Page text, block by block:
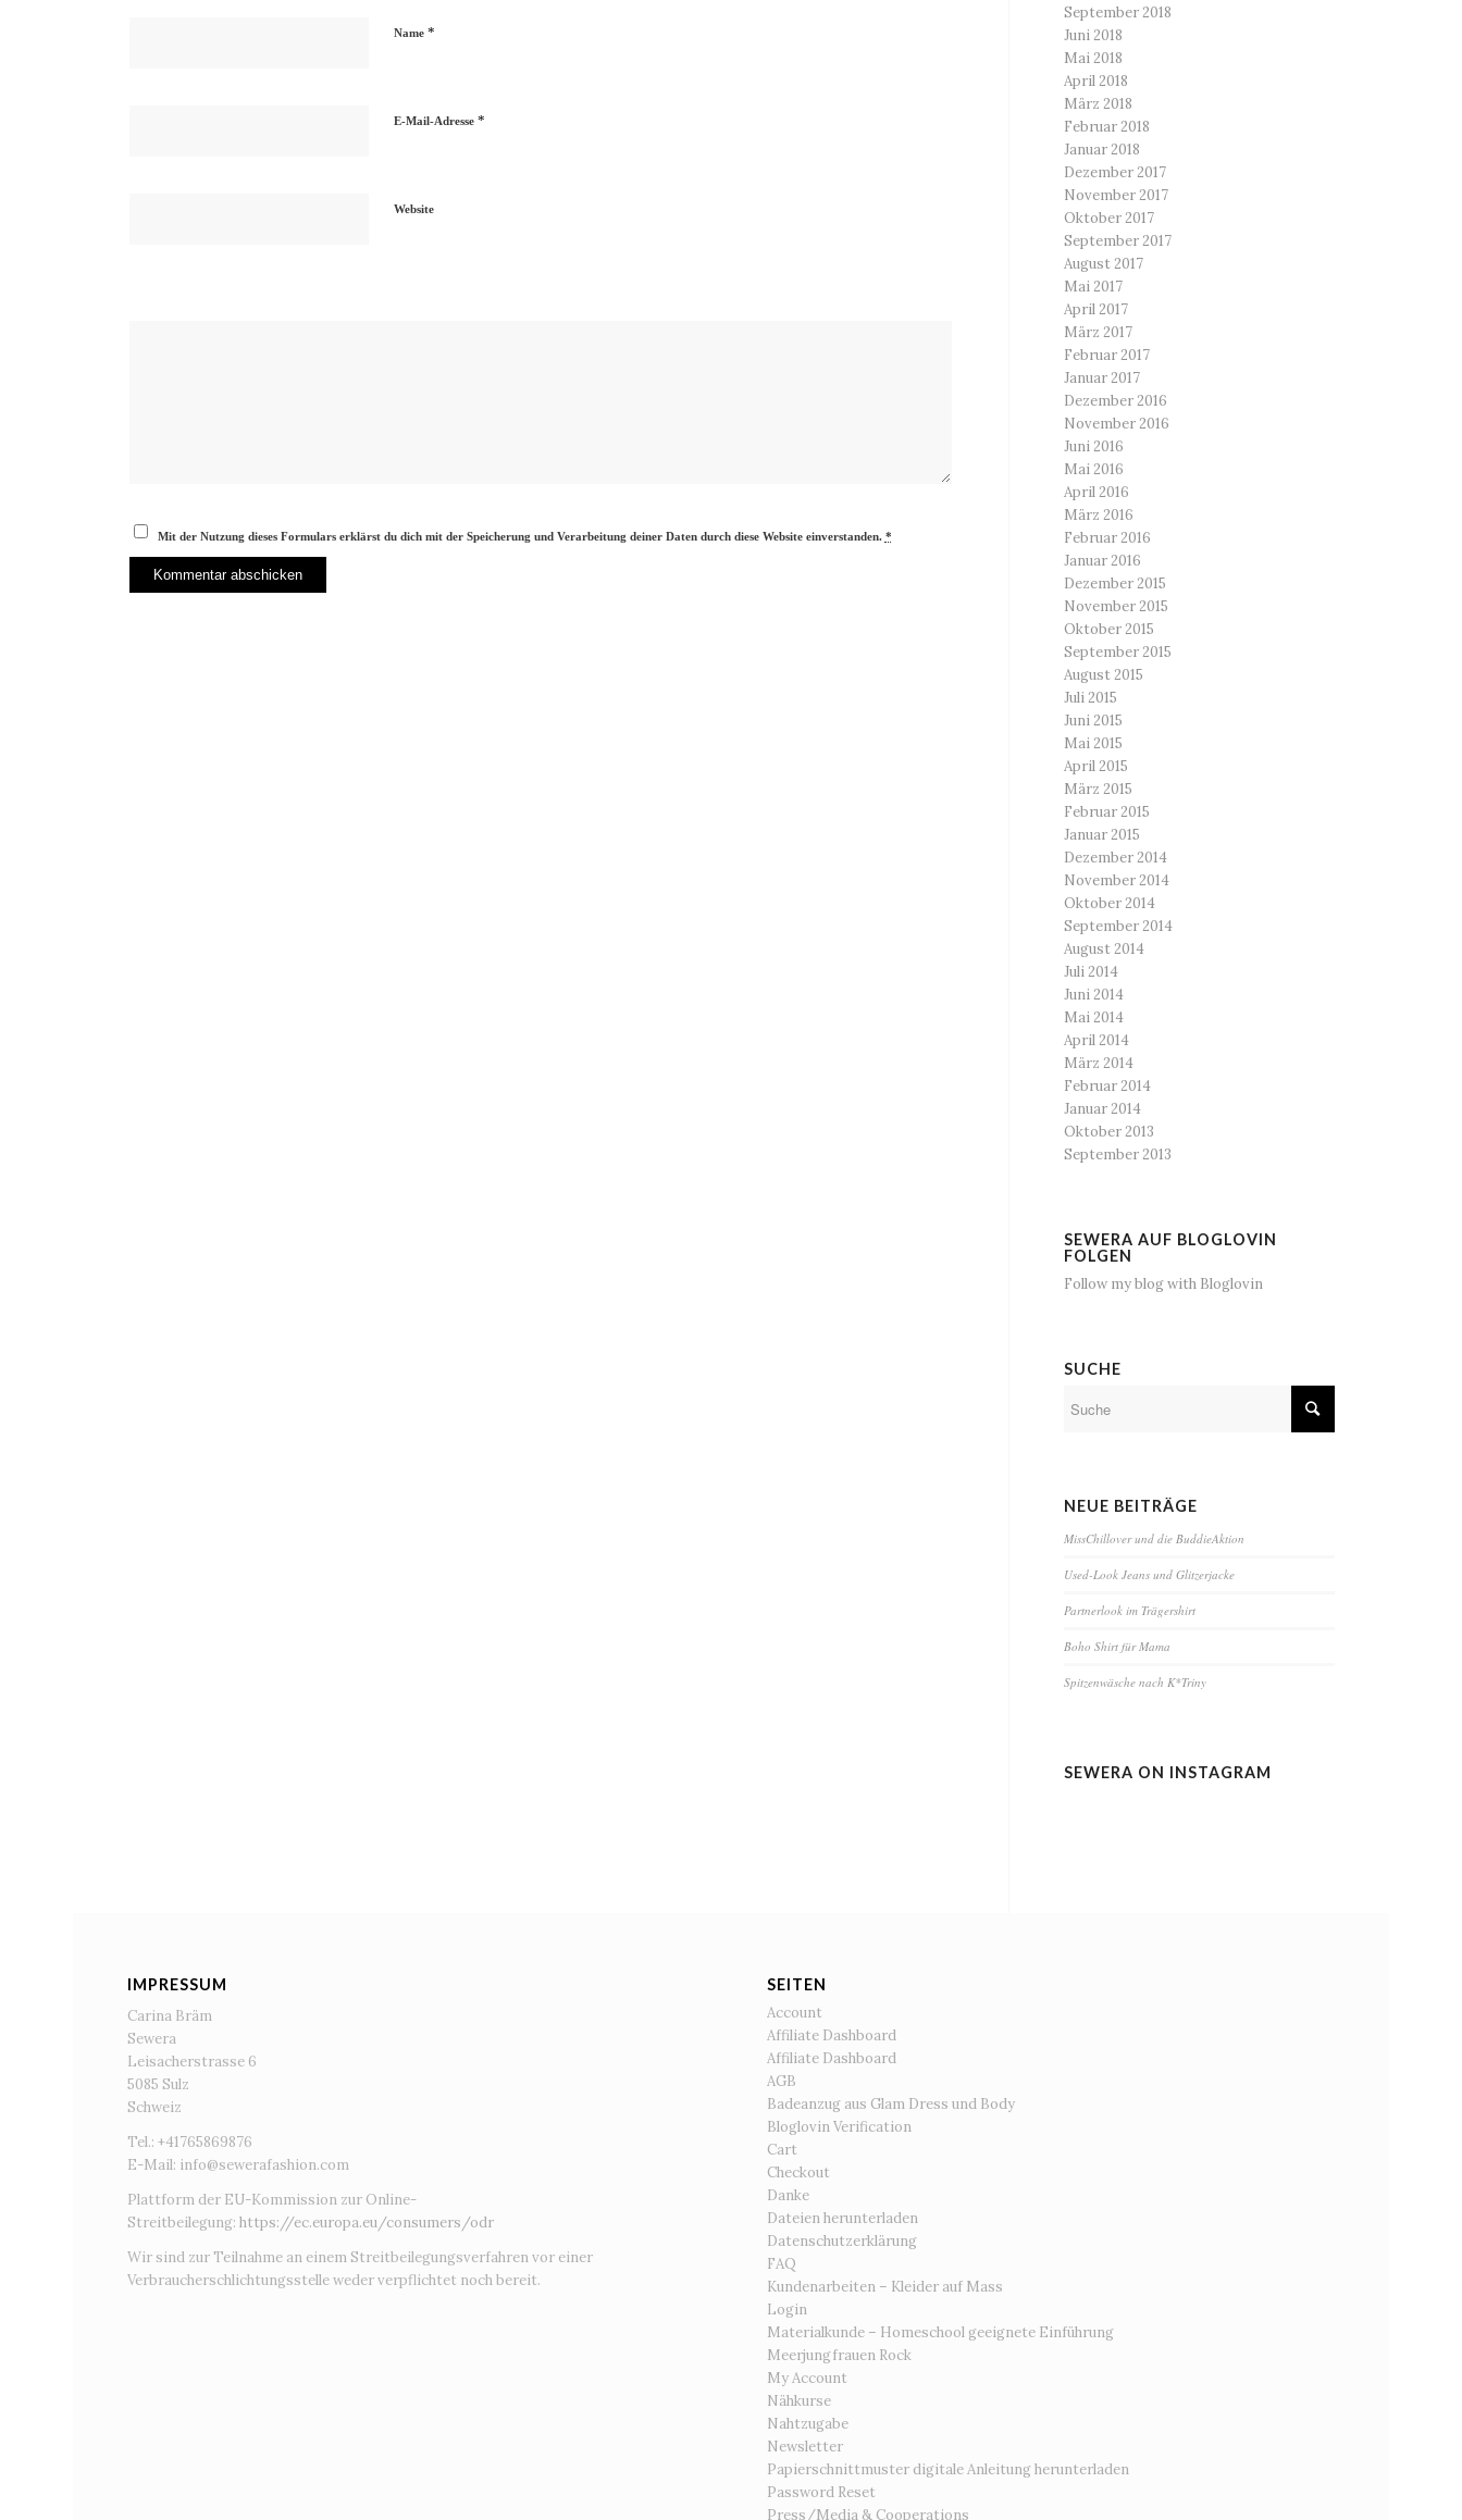
Name*
E-Mail-Adresse*
Website
Mit der Nutzung dieses Formulars erklärst du dich mit der Speicherung und Verarbeitung deiner Daten durch diese Website einverstanden. *
September 2018
Juni 2018
Mai 2018
April 2018
März 2018
Februar 2018
Januar 2018
Dezember 2017
November 2017
Oktober 2017
September 2017
August 2017
Mai 2017
April 2017
März 2017
Februar 2017
Januar 2017
Dezember 2016
November 2016
Juni 2016
Mai 2016
April 2016
März 2016
Februar 2016
Januar 2016
Dezember 2015
November 2015
Oktober 2015
September 2015
August 2015
Juli 2015
Juni 2015
Mai 2015
April 2015
März 2015
Februar 2015
Januar 2015
Dezember 2014
November 2014
Oktober 2014
September 2014
August 2014
Juli 2014
Juni 2014
Mai 2014
April 2014
März 2014
Februar 2014
Januar 2014
Oktober 2013
September 2013
SEWERA AUF BLOGLOVIN
FOLGEN
Follow my blog with Bloglovin
SUCHE
NEUE BEITRÄGE
MissChillover und die BuddieAktion
Used-Look Jeans und Glitzerjacke
Partnerlook im Trägershirt
Boho Shirt für Mama
Spitzenwäsche nach K*Triny
SEWERA ON INSTAGRAM
IMPRESSUM
Carina Bräm
Sewera
Leisacherstrasse 6
5085 Sulz
Schweiz
Tel.: +41765869876
E-Mail: info@sewerafashion.com
Plattform der EU-Kommission zur Online-
Streitbeilegung:https://ec.europa.eu/consumers/odr
Wir sind zur Teilnahme an einem Streitbeilegungsverfahren vor einer
Verbraucherschlichtungsstelle weder verpflichtet noch bereit.
SEITEN
Account
Affiliate Dashboard
Affiliate Dashboard
AGB
Badeanzug aus Glam Dress und Body
Bloglovin Verification
Cart
Checkout
Danke
Dateien herunterladen
Datenschutzerklärung
FAQ
Kundenarbeiten – Kleider auf Mass
Login
Materialkunde – Homeschool geeignete Einführung
Meerjungfrauen Rock
My Account
Nähkurse
Nahtzugabe
Newsletter
Papierschnittmuster digitale Anleitung herunterladen
Password Reset
Press/Media & Cooperations